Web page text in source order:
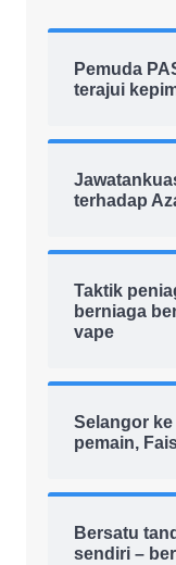
Pemuda
terajui
terhadap
Taktik
berniaga
vape
Selangor
pemain,
Bersatu
sendiri –